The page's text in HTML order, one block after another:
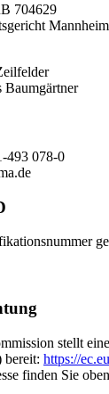
704629
Mannheim
493 078-0
stellt
bereit: https://
finden Sie